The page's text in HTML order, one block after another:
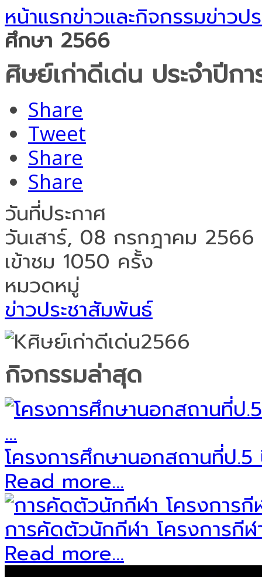
หน้าแรกข่าวและกิจกรรมข่าวป
ศึกษา 2566
ศิษย์เก่าดีเด่น ประจำปีก
Share
Tweet
Share
Share
วันที่ประกาศ
วันเสาร์, 08 กรกฎาคม 2566
เข้าชม 1050 ครั้ง
หมวดหมู่
ข่าวประชาสัมพันธ์
กิจกรรมล่าสุด
โครงการศึกษานอกสถานที่ป
Read more...
การคัดตัวนักกีฬา โครงการกี
Read more...